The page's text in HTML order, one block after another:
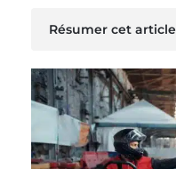
Résumer cet